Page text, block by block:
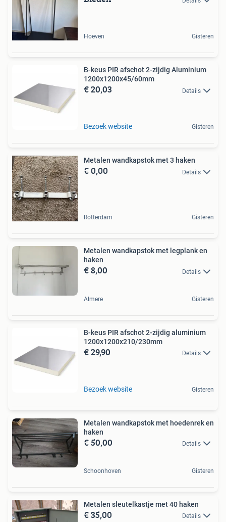
Hoeven Gisteren
B-keus PIR afschot 2-zijdig Aluminium
1200x1200x45/60mm
€ 20,03 Details
Bezoek website Gisteren
Metalen wandkapstok met 3 haken
€ 0,00 Details
Rotterdam Gisteren
Metalen wandkapstok met legplank en
haken
€ 8,00 Details
Almere Gisteren
B-keus PIR afschot 2-zijdig aluminium
1200x1200x210/230mm
€ 29,90 Details
Bezoek website Gisteren
Metalen wandkapstok met hoedenrek en
haken
€ 50,00 Details
Schoonhoven Gisteren
Metalen sleutelkastje met 40 haken
€ 35,00 Details